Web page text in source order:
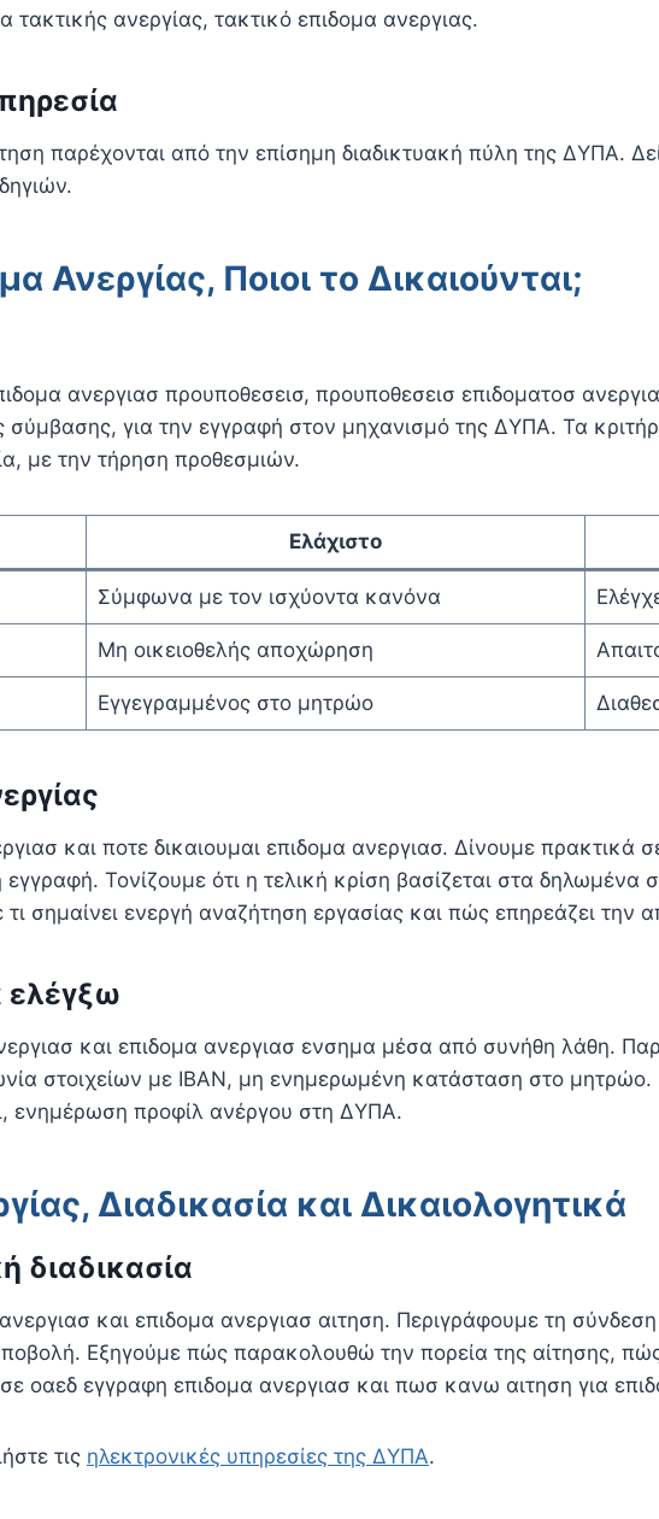
ανεργίας, τακτικό επιδομα ανεργιας.
παρέχονται από την επίσημη διαδικτυακή πύλη της ΔΥΠΑ.
Ανεργίας, Ποιοι το Δικαιούνται;
ανεργιασ προυποθεσεισ, προυποθεσεισ επιδοματοσ
σύμβασης, για την εγγραφή στον μηχανισμό της ΔΥΠΑ. Τα
με την τήρηση προθεσμιών.
Ελάχιστο
Σύμφωνα με τον ισχύοντα κανόνα
Μη οικειοθελής αποχώρηση
Εγγεγραμμένος στο μητρώο
και ποτε δικαιουμαι επιδομα ανεργιασ. Δίνουμε πρακτικά
Τονίζουμε ότι η τελική κρίση βασίζεται στα δηλωμένα
σημαίνει ενεργή αναζήτηση εργασίας και πώς επηρεάζει την
ελέγξω
και επιδομα ανεργιασ ενσημα μέσα από συνήθη λάθη.
στοιχείων με IBAN, μη ενημερωμένη κατάσταση στο μητρώο.
ενημέρωση προφίλ ανέργου στη ΔΥΠΑ.
Διαδικασία και Δικαιολογητικά
διαδικασία
και επιδομα ανεργιασ αιτηση. Περιγράφουμε τη
Εξηγούμε πώς παρακολουθώ την πορεία της αίτησης,
οαεδ εγγραφη επιδομα ανεργιασ και πωσ κανω αιτηση για
τις ηλεκτρονικές υπηρεσίες της ΔΥΠΑ.